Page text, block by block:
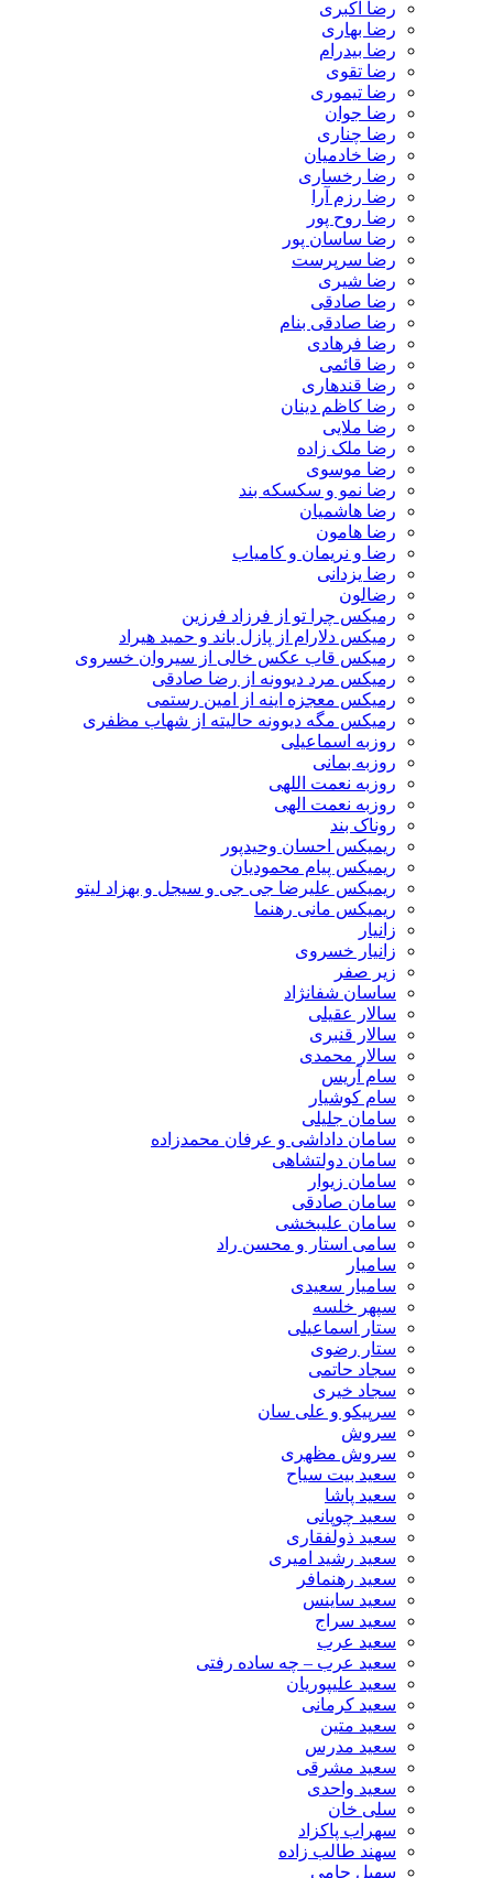
رضا اکبری
رضا بهاری
رضا بیدرام
رضا تقوی
رضا تیموری
رضا جوان
رضا چناری
رضا خادمیان
رضا رخساری
رضا رزم آرا
رضا روح پور
رضا ساسان پور
رضا سرپرست
رضا شیری
رضا صادقی
رضا صادقی بنام
رضا فرهادی
رضا قائمی
رضا قندهاری
رضا کاظم دینان
رضا ملایی
رضا ملک زاده
رضا موسوی
رضا نمو و سکسکه بند
رضا هاشمیان
رضا هامون
رضا و نریمان و کامیاب
رضا یزدانی
رضالون
رمیکس چرا تو از فرزاد فرزین
رمیکس دلارام از پازل باند و حمید هیراد
رمیکس قاب عکس خالی از سیروان خسروی
رمیکس مرد دیوونه از رضا صادقی
رمیکس معجزه اینه از امین رستمی
رمیکس مگه دیوونه حالیته از شهاب مظفری
روزبه اسماعیلی
روزبه بمانی
روزبه نعمت اللهی
روزبه نعمت الهی
روناک بند
ریمیکس احسان وحیدپور
ریمیکس پیام محمودیان
ریمیکس علیرضا جی جی و سیجل و بهزاد لیتو
ریمیکس مانی رهنما
زانیار
زانیار خسروی
زیر صفر
ساسان شفانژاد
سالار عقیلی
سالار قنبری
سالار محمدی
سام آریس
سام کوشیار
سامان جلیلی
سامان داداشی و عرفان محمدزاده
سامان دولتشاهی
سامان زیوار
سامان صادقی
سامان علیبخشی
سامی استار و محسن راد
سامیار
سامیار سعیدی
سپهر خلسه
ستار اسماعیلی
ستار رضوی
سجاد حاتمی
سجاد خیری
سرپیکو و علی سان
سروش
سروش مظهری
سعید بیت سیاح
سعید پاشا
سعید چوپانی
سعید ذولفقاری
سعید رشید امیری
سعید رهنمافر
سعید ساینس
سعید سراج
سعید عرب
سعید عرب – چه ساده رفتی
سعید علیپوریان
سعید کرمانی
سعید متین
سعید مدرس
سعید مشرقی
سعید واحدی
سلی خان
سهراب پاکزاد
سهند طالب زاده
سهیل جامی